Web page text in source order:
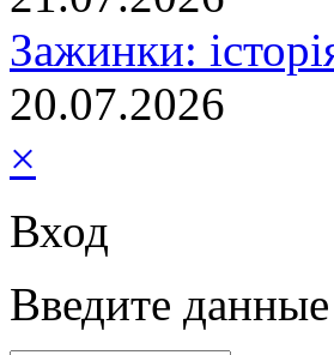
Зажинки:
20.07.2026
×
Вход
Введите